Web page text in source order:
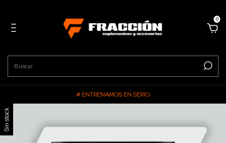
0
# ENTRENAMOS EN SERIO
Sin stock